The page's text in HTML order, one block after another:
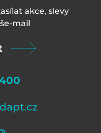
akce, slevy
e-mail